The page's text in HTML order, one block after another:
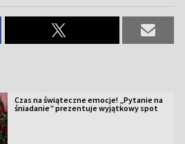
Czas na świąteczne emocje! „Pytanie na
śniadanie” prezentuje wyjątkowy spot